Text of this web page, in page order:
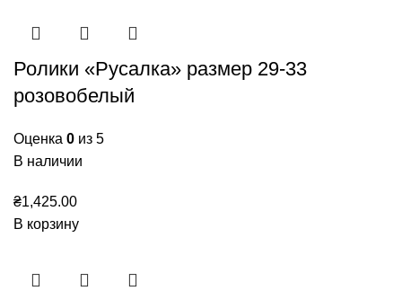
Ролики «Русалка» размер 29-33
розовобелый
Оценка 0 из 5
В наличии
₴1,425.00
В корзину